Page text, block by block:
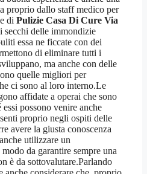
proprio dallo staff medico per
di Pulizie Casa Di Cure Via
secchi delle immondizie
essa ne ficcate con dei
di eliminare tutti i
ma anche con delle
quelle migliori per
ci sono al loro interno.Le
affidate a operai che sono
possono venire anche
proprio negli ospiti delle
avere la giusta conoscenza
utilizzare un
da garantire sempre una
è da sottovalutare.Parlando